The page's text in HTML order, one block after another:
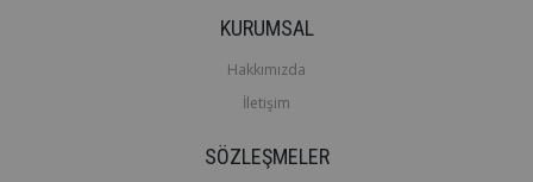
KURUMSAL
Hakkımızda
İletişim
SÖZLEŞMELER